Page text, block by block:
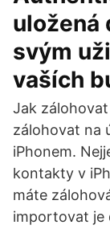
uložená
svým
vaších
Jak
zálohovat na
iPhonem.
kontakty v
máte
importovat je